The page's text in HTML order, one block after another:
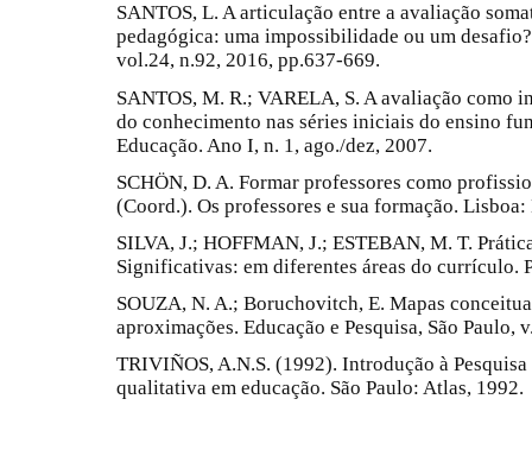
SANTOS, L. A articulação entre a avaliação
pedagógica: uma impossibilidade ou um
vol.24, n.92, 2016, pp.637-669.
SANTOS, M. R.; VARELA, S. A avaliação como
do conhecimento nas séries iniciais do ensino
Educação. Ano I, n. 1, ago./dez, 2007.
SCHÖN, D. A. Formar professores como
(Coord.). Os professores e sua formação.
SILVA, J.; HOFFMAN, J.; ESTEBAN, M. T.
Significativas: em diferentes áreas do currículo.
SOUZA, N. A.; Boruchovitch, E. Mapas
aproximações. Educação e Pesquisa, São Paulo,
TRIVIÑOS, A.N.S. (1992). Introdução à
qualitativa em educação. São Paulo: Atlas, 1992.